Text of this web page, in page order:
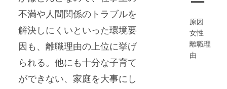
不満や人間関係のトラブルを
解決しにくいといった環境要
因も、離職理由の上位に挙げ
られる。他にも十分な子育て
ができない、家庭を大事にし
原因
女性
離職理
由